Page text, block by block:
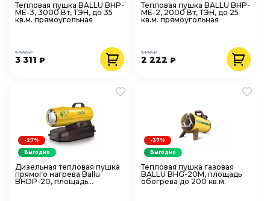
Тепловая пушка BALLU BHP-
ME-3, 3000 Вт, ТЭН, до 35
кв.м. прямоугольная
3 311 ₽
3 990 ₽
Тепловая пушка BALLU BHP-
ME-2, 2000 Вт, ТЭН, до 25
кв.м. прямоугольная
2 222₽
3 190 ₽
Дизельная тепловая пушка
прямого нагрева Ballu
BHDP-20, площадь
-27%
Выгодно
Тепловая пушка газовая
BALLU BHG-20M, площадь
обогрева до 200 кв.м.
-37%
Выгодно